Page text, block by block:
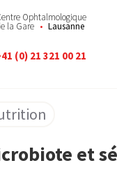
Ophtalmologique
la Gare Lausanne
(0) 21 321 00 21
et